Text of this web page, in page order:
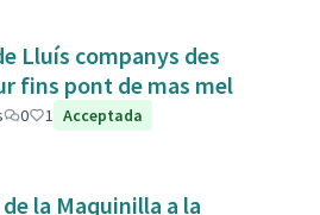
Lluís companys des
fins pont de mas mel
0 1 Acceptada
la Maquinilla a la